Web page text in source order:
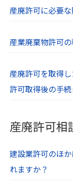
産廃許可に必要
産業廃棄物許可
産廃許可を取得
許可取得後の手続
産廃許可相
建設業許可のほ
れますか？